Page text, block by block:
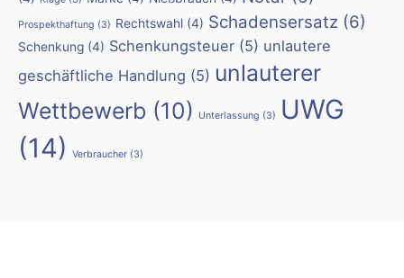
Prospekthaftung (3) Rechtswahl (4) Schadensersatz (6)
Schenkung (4) Schenkungsteuer (5) unlautere
geschäftliche Handlung (5) unlauterer
Wettbewerb (10) Unterlassung (3)
UWG
(14)
Verbraucher (3)